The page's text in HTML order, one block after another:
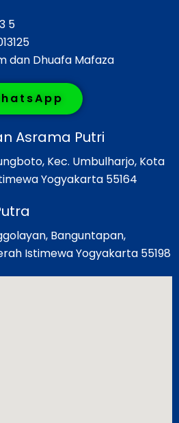
5
dan Dhuafa Mafaza
Asrama Putri
Kec. Umbulharjo, Kota
Yogyakarta 55164
Banguntapan,
Istimewa Yogyakarta 55198